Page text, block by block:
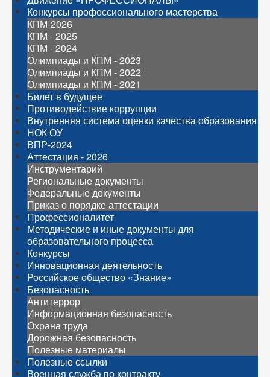
Конкурсы профессионального мастерства
КПМ-2026
КПМ - 2025
КПМ - 2024
Олимпиады и КПМ - 2023
Олимпиады и КПМ - 2022
Олимпиады и КПМ - 2021
Билет в будущее
Противодействие коррупции
Внутренняя система оценки качества образования
НОК ОУ
ВПР-2024
Аттестация - 2026
Инструментарий
Региональные документы
Федеральные документы
Приказ о порядке аттестации
Профессионалитет
Методические и иные документы для
образовательного процесса
Конкурсы
Инновационная деятельность
Российское общество «Знание»
Безопасность
Антитеррор
Информационная безопасность
Охрана труда
Дорожная безопасность
Полезные материалы
Полезные ссылки
Военная служба по контракту